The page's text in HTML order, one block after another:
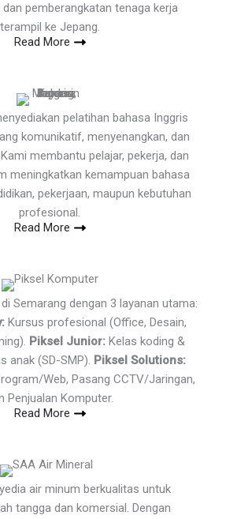
pemberangkatan tenaga kerja
terampil ke Jepang.
Read More
pelatihan bahasa Inggris
komunikatif, menyenangkan, dan
membantu pelajar, pekerja, dan
meningkatkan kemampuan bahasa
pekerjaan, maupun kebutuhan
profesional.
Read More
Semarang dengan 3 layanan utama:
Kursus profesional (Office, Desain,
Piksel Junior: Kelas koding &
anak (SD-SMP). Piksel Solutions:
Web, Pasang CCTV/Jaringan,
Penjualan Komputer.
Read More
air minum berkualitas untuk
tangga dan komersial. Dengan